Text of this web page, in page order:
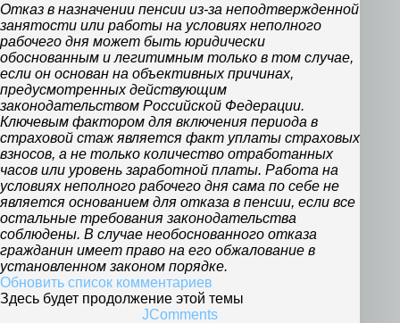
Отказ в назначении пенсии из-за неподтвержденной
занятости или работы на условиях неполного
рабочего дня может быть юридически
обоснованным и легитимным только в том случае,
если он основан на объективных причинах,
предусмотренных действующим
законодательством Российской Федерации.
Ключевым фактором для включения периода в
страховой стаж является факт уплаты страховых
взносов, а не только количество отработанных
часов или уровень заработной платы. Работа на
условиях неполного рабочего дня сама по себе не
является основанием для отказа в пенсии, если все
остальные требования законодательства
соблюдены. В случае необоснованного отказа
гражданин имеет право на его обжалование в
установленном законом порядке.
Обновить список комментариев
Здесь будет продолжение этой темы
JComments